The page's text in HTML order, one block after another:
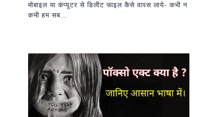
मोबाइल या कंप्यूटर से डिलीट फाइल कैसे वापस लाये- कभी न
कभी हम सब…